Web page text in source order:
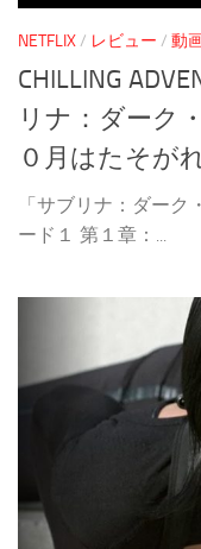
NETFLIX/ レビュー / 動
CHILLING
リナ：ダーク
０月はたそが
「サブリナ：ダー
ード１ 第１章：...